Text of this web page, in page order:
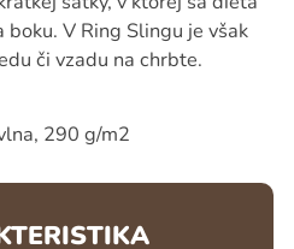
V Ring Slingu je však
či vzadu na chrbte.
290 g/m2